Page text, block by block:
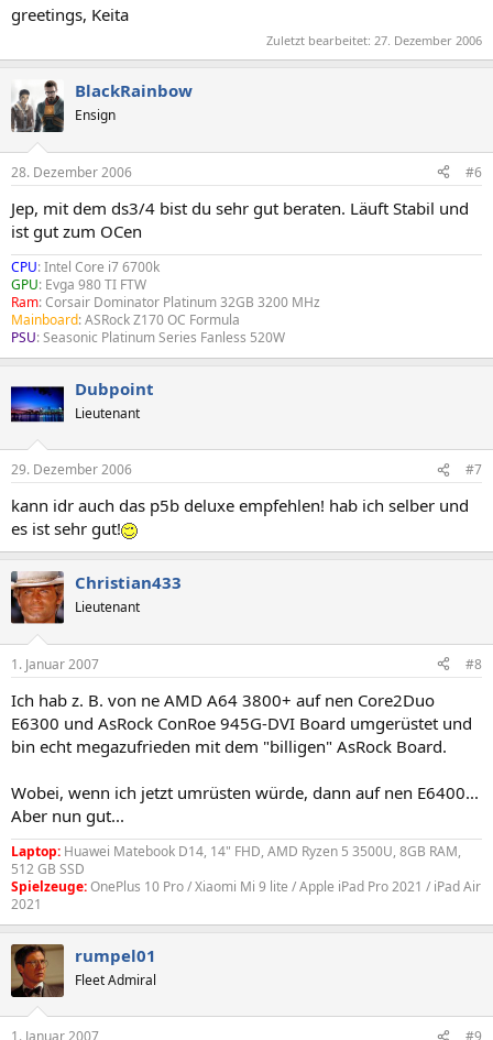
greetings, Keita
Zuletzt bearbeitet: 27. Dezember 2006
BlackRainbow
Ensign
28. Dezember 2006 #6
Jep, mit dem ds3/4 bist du sehr gut beraten. Läuft Stabil und
ist gut zum OCen
CPU: Intel Core i7 6700k
GPU: Evga 980 TI FTW
Ram: Corsair Dominator Platinum 32GB 3200 MHz
Mainboard: ASRock Z170 OC Formula
PSU: Seasonic Platinum Series Fanless 520W
Dubpoint
Lieutenant
29. Dezember 2006 #7
kann idr auch das p5b deluxe empfehlen! hab ich selber und
es ist sehr gut!
Christian433
Lieutenant
1. Januar 2007 #8
Ich hab z. B. von ne AMD A64 3800+ auf nen Core2Duo
E6300 und AsRock ConRoe 945G-DVI Board umgerüstet und
bin echt megazufrieden mit dem "billigen" AsRock Board.
Wobei, wenn ich jetzt umrüsten würde, dann auf nen E6400...
Aber nun gut...
Laptop: Huawei Matebook D14, 14" FHD, AMD Ryzen 5 3500U, 8GB RAM,
512 GB SSD
Spielzeuge:OnePlus 10 Pro / Xiaomi Mi 9 lite / Apple iPad Pro 2021 / iPad Air
2021
rumpel01
Fleet Admiral
1. Januar 2007 #9